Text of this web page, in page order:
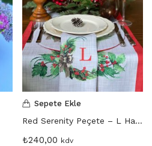
Sepete Ekle
Red Serenity Peçete – L Harfi
₺240,00 kdv